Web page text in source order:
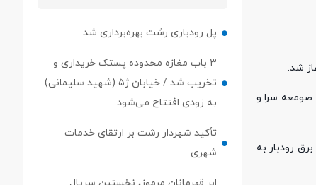
صومعه سرا و
رودبار به
پل رودباری رشت بهره‌برداری شد
۳ باب مغازه محدوده پستک خریداری و
تخریب شد / خیابان ژ۵ (شهید سلیمانی)
به زودی افتتاح می‌شود
تأکید شهردار رشت بر ارتقای خدمات
شهری